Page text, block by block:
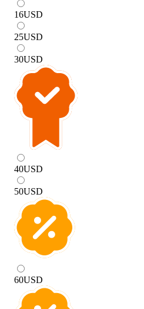
16USD
25USD
30USD
40USD
50USD
60USD